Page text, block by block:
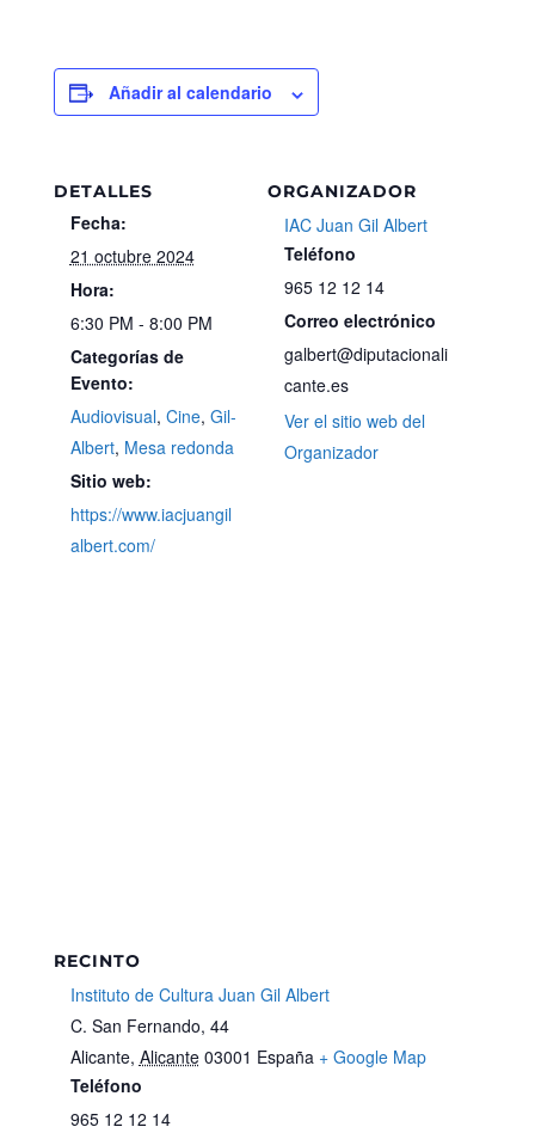
Añadir al calendario
DETALLES
Fecha:
21 octubre 2024
Hora:
6:30 PM - 8:00 PM
Categorías de
Evento:
Audiovisual, Cine, Gil-
Albert, Mesa redonda
Sitio web:
https://www.iacjuangil
albert.com/
ORGANIZADOR
IAC Juan Gil Albert
Teléfono
965 12 12 14
Correo electrónico
galbert@diputacionali
cante.es
Ver el sitio web del
Organizador
RECINTO
Instituto de Cultura Juan Gil Albert
C. San Fernando, 44
Alicante, Alicante 03001 España + Google Map
Teléfono
965 12 12 14